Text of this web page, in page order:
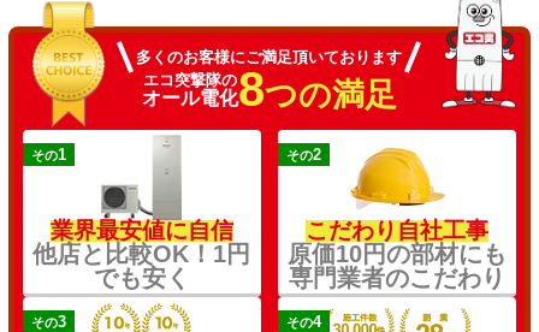
多くのお客様にご満足頂いております
エコ突撃隊の
オール電化8つの満足
その1
業界最安値に自信
他店と比較OK！1円
でも安く
その2
こだわり自社工事
原価10円の部材にも
専門業者のこだわり
その3 その4